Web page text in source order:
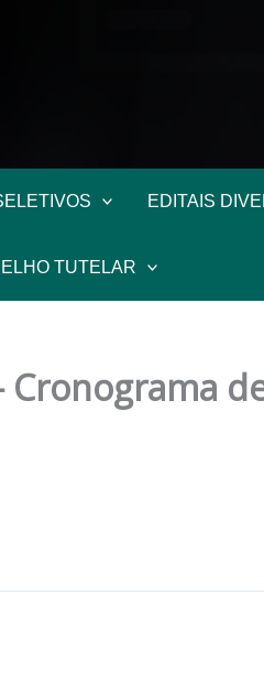
EDITAIS
TUTELAR
Cronograma